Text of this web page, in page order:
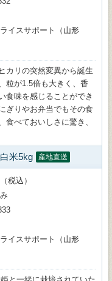
イスサポート（山形
カリの突然変異から誕生
粒が1.5倍も大きく、香
食味を感じることができ
ぎりやお弁当でもその食
べておいしさに驚き、
米5kg 産地直送
税込）
イスサポート（山形